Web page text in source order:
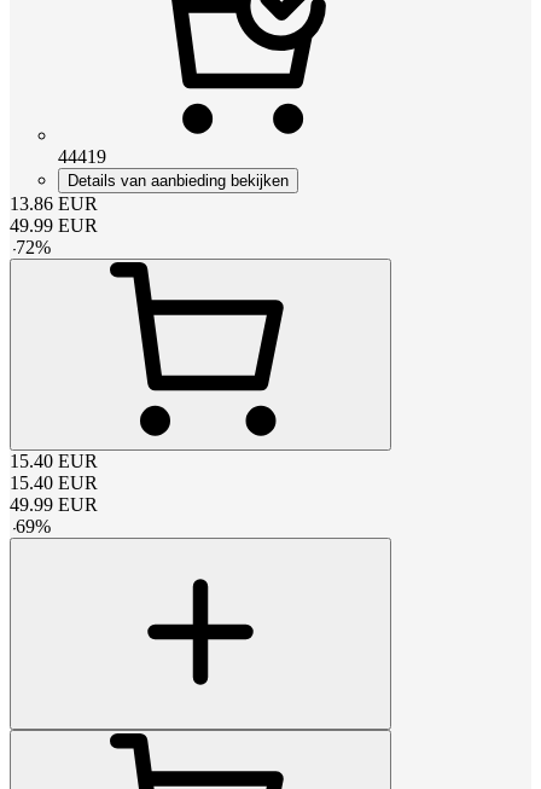
44419
Details van aanbieding bekijken
13.86 EUR
49.99 EUR
-72%
15.40 EUR
15.40 EUR
49.99 EUR
-69%